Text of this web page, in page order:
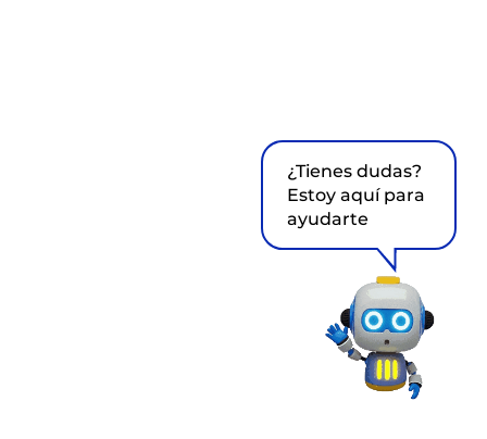
¿Tienes dudas?
Estoy aquí para
ayudarte